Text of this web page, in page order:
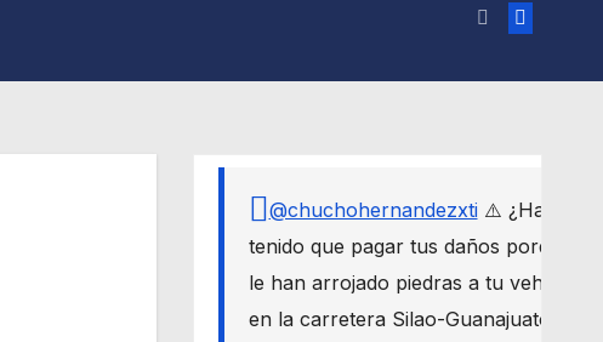
@chuchohernandezxti⚠️ ¿Has
tenido que pagar tus daños porque
le han arrojado piedras a tu vehículo
en la carretera Silao-Guanajuato? Si